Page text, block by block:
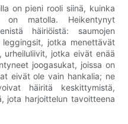
on pieni rooli siinä, kuinka
matolla. Heikentynyt
häiriöistä: saumojen
leggingsit, jotka menettävät
urheiluliivit, jotka eivät enää
joogasukat, joissa on
eivät ole vain hankalia; ne
häiritä keskittymistä,
jota harjoittelun tavoitteena